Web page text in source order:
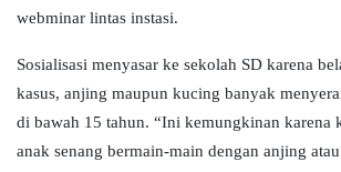
webminar lintas instasi.
Sosialisasi menyasar ke sekolah SD karena
kasus, anjing maupun kucing banyak
di bawah 15 tahun. “Ini kemungkinan karena
anak senang bermain-main dengan anjing